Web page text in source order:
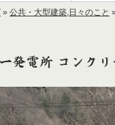
» 公共・大型建築,日々のこと »
発電所 コンク